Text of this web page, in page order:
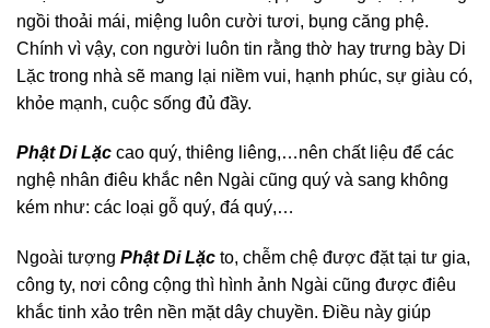
ngồi thoải mái, miệng luôn cười tươi, bụng căng phệ.
Chính vì vậy, con người luôn tin rằng thờ hay trưng bày Di
Lặc trong nhà sẽ mang lại niềm vui, hạnh phúc, sự giàu có,
khỏe mạnh, cuộc sống đủ đầy.
Phật Di Lặc cao quý, thiêng liêng,…nên chất liệu để các
nghệ nhân điêu khắc nên Ngài cũng quý và sang không
kém như: các loại gỗ quý, đá quý,…
Ngoài tượng Phật Di Lặc to, chễm chệ được đặt tại tư gia,
công ty, nơi công cộng thì hình ảnh Ngài cũng được điêu
khắc tinh xảo trên nền mặt dây chuyền. Điều này giúp